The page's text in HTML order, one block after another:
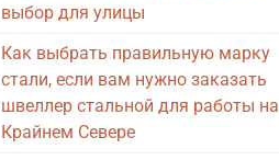
выбор для улицы
Как выбрать правильную марку
стали, если вам нужно заказать
швеллер стальной для работы на
Крайнем Севере